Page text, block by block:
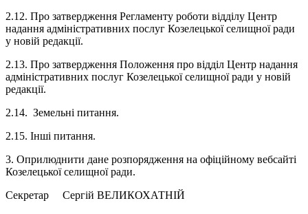
2.12. Про затвердження Регламенту роботи відділу Центр
надання адміністративних послуг Козелецької селищної ради
у новій редакції.
2.13. Про затвердження Положення про відділ Центр надання
адміністративних послуг Козелецької селищної ради у новій
редакції.
2.14. Земельні питання.
2.15. Інші питання.
3. Оприлюднити дане розпорядження на офіційному вебсайті
Козелецької селищної ради.
Секретар Сергій ВЕЛИКОХАТНІЙ